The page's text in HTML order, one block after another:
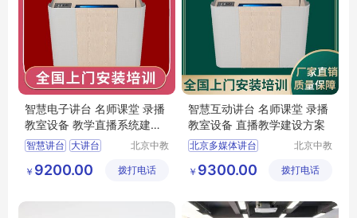
智慧电子讲台 名师课堂 录播
教室设备 教学直播系统建设
方案
智慧讲台
大讲台
智慧多媒体讲台
北京中教
有限公司
￥ 9200.00 拨打电话
智慧互动讲台 名师课堂 录播
教室设备 直播教学建设方案
北京多媒体讲台
智慧教育讲台 大讲台
北京中教
有限公司
￥ 9300.00 拨打电话